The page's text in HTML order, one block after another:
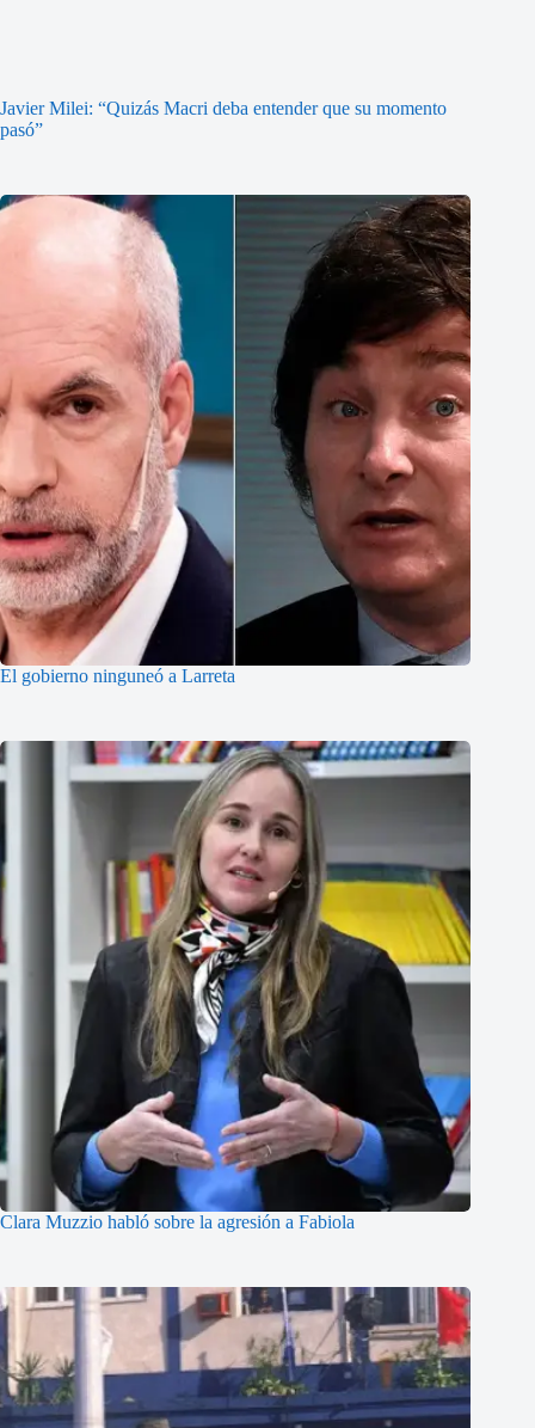
Javier Milei: “Quizás Macri deba entender que su momento
pasó”
El gobierno ninguneó a Larreta
Clara Muzzio habló sobre la agresión a Fabiola